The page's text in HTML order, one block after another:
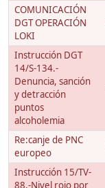
COMUNICACIÓN
DGT OPERACIÓN
LOKI
Instrucción DGT
14/S-134.-
Denuncia, sanción
y detracción
puntos
alcoholemia
Re:canje de PNC
europeo
Instrucción 15/TV-
88.-Nivel rojo por